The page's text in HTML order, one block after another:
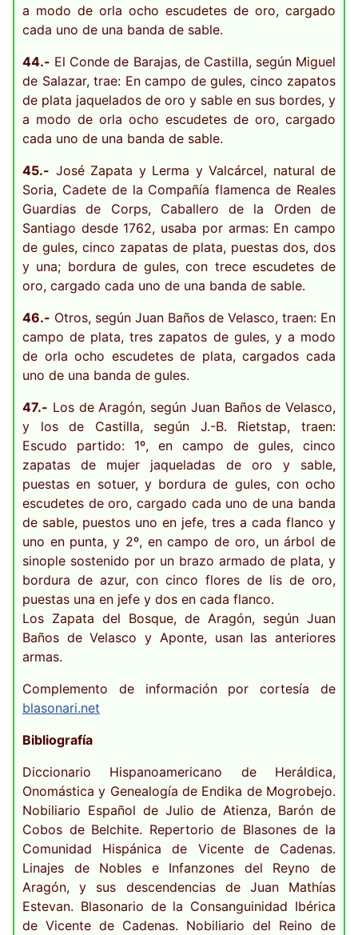
a modo de orla ocho escudetes de oro, cargado
cada uno de una banda de sable.
44.- El Conde de Barajas, de Castilla, según Miguel
de Salazar, trae: En campo de gules, cinco zapatos
de plata jaquelados de oro y sable en sus bordes, y
a modo de orla ocho escudetes de oro, cargado
cada uno de una banda de sable.
45.- José Zapata y Lerma y Valcárcel, natural de
Soria, Cadete de la Compañía flamenca de Reales
Guardias de Corps, Caballero de la Orden de
Santiago desde 1762, usaba por armas: En campo
de gules, cinco zapatas de plata, puestas dos, dos
y una; bordura de gules, con trece escudetes de
oro, cargado cada uno de una banda de sable.
46.- Otros, según Juan Baños de Velasco, traen: En
campo de plata, tres zapatos de gules, y a modo
de orla ocho escudetes de plata, cargados cada
uno de una banda de gules.
47.- Los de Aragón, según Juan Baños de Velasco,
y los de Castilla, según J.-B. Rietstap, traen:
Escudo partido: 1º, en campo de gules, cinco
zapatas de mujer jaqueladas de oro y sable,
puestas en sotuer, y bordura de gules, con ocho
escudetes de oro, cargado cada uno de una banda
de sable, puestos uno en jefe, tres a cada flanco y
uno en punta, y 2º, en campo de oro, un árbol de
sinople sostenido por un brazo armado de plata, y
bordura de azur, con cinco flores de lis de oro,
puestas una en jefe y dos en cada flanco.
Los Zapata del Bosque, de Aragón, según Juan
Baños de Velasco y Aponte, usan las anteriores
armas.
Complemento de información por cortesía de
blasonari.net
Bibliografía
Diccionario Hispanoamericano de Heráldica,
Onomástica y Genealogía de Endika de Mogrobejo.
Nobiliario Español de Julio de Atienza, Barón de
Cobos de Belchite. Repertorio de Blasones de la
Comunidad Hispánica de Vicente de Cadenas.
Linajes de Nobles e Infanzones del Reyno de
Aragón, y sus descendencias de Juan Mathías
Estevan. Blasonario de la Consanguinidad Ibérica
de Vicente de Cadenas. Nobiliario del Reino de